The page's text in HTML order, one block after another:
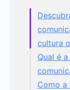
cultura
Qual é
Como a